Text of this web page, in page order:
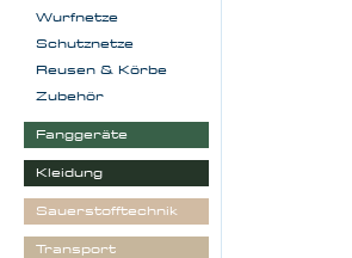
Wurfnetze
Schutznetze
Reusen & Körbe
Zubehör
Fanggeräte
Kleidung
Sauerstofftechnik
Transport